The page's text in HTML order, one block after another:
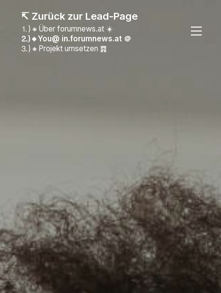
↸ Zurück zur Lead-Page
⒈)🔸Über forumnews.at ☀️
⒉)🔸You@ in.forumnews.at ＠
⒊)🔸Projekt umsetzen ䷴